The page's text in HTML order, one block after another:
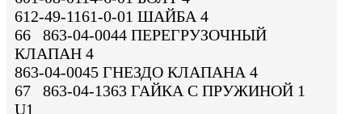
612-49-1161-0-01 ШАЙБА 4
66 863-04-0044 ПЕРЕГРУЗОЧНЫЙ
КЛАПАН 4
863-04-0045 ГНЕЗДО КЛАПАНА 4
67 863-04-1363 ГАЙКА С ПРУЖИНОЙ 1
U1